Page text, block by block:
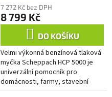
7 272 Kč bez DPH
8 799 Kč
DO KOŠÍKU
Velmi výkonná benzínová tlaková
myčka Scheppach HCP 5000 je
univerzální pomocník pro
domácnosti, farmy, stavební
firmy, servisy a další provozy,